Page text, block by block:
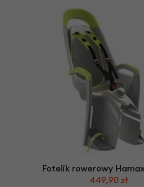
Fotelik rowerowy
449,90 zł